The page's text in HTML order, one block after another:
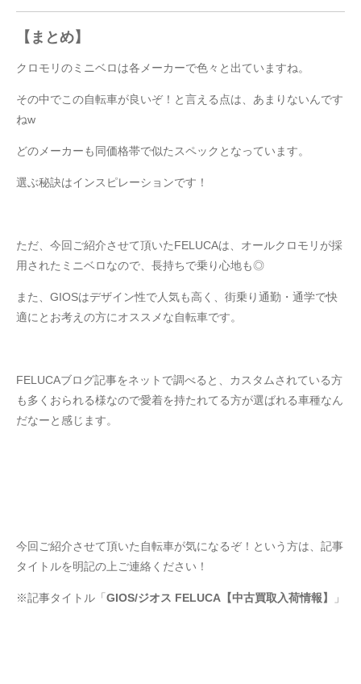
【まとめ】
クロモリのミニベロは各メーカーで色々と出ていますね。
その中でこの自転車が良いぞ！と言える点は、あまりないんです
ねw
どのメーカーも同価格帯で似たスペックとなっています。
選ぶ秘訣はインスピレーションです！
ただ、今回ご紹介させて頂いたFELUCAは、オールクロモリが採
用されたミニベロなので、長持ちで乗り心地も◎
また、GIOSはデザイン性で人気も高く、街乗り通勤・通学で快
適にとお考えの方にオススメな自転車です。
FELUCAブログ記事をネットで調べると、カスタムされている方
も多くおられる様なので愛着を持たれてる方が選ばれる車種なん
だなーと感じます。
今回ご紹介させて頂いた自転車が気になるぞ！という方は、記事
タイトルを明記の上ご連絡ください！
※記事タイトル「 GIOS/ジオス FELUCA【中古買取入荷情報】 」